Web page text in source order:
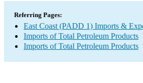
Referring Pages:
East Coast (PADD 1) Imports &
Imports of Total Petroleum Products
Imports of Total Petroleum Products